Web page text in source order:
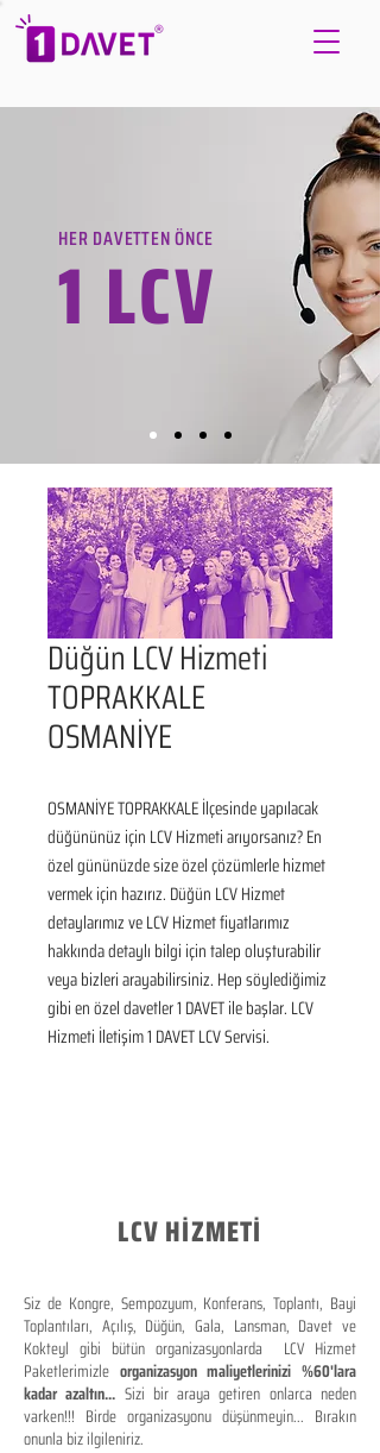
HER DAVETTEN ÖNCE
1 LCV
Düğün LCV Hizmeti
TOPRAKKALE
OSMANİYE
OSMANİYE TOPRAKKALE İlçesinde yapılacak
düğününüz için LCV Hizmeti arıyorsanız? En
özel gününüzde size özel çözümlerle hizmet
vermek için hazırız. Düğün LCV Hizmet
detaylarımız ve LCV Hizmet fiyatlarımız
hakkında detaylı bilgi için talep oluşturabilir
veya bizleri arayabilirsiniz. Hep söylediğimiz
gibi en özel davetler 1 DAVET ile başlar. LCV
Hizmeti İletişim 1 DAVET LCV Servisi.
LCV HİZMETİ
Siz de Kongre, Sempozyum, Konferans, Toplantı, Bayi
Toplantıları, Açılış, Düğün, Gala, Lansman, Davet ve
Kokteyl gibi bütün organizasyonlarda LCV Hizmet
Paketlerimizle organizasyon maliyetlerinizi %60'lara
kadar azaltın... Sizi bir araya getiren onlarca neden
varken!!! Birde organizasyonu düşünmeyin... Bırakın
onunla biz ilgileniriz.